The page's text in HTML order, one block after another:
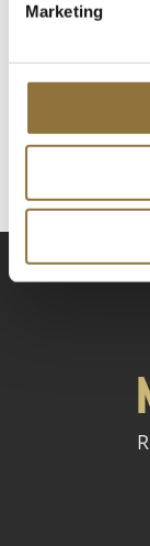
Marketing
€ 7,60